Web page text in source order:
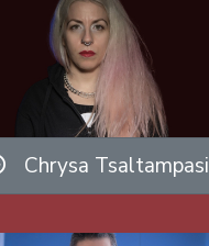
Chrysa Tsaltampasi